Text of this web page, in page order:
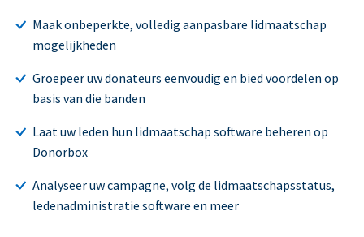
Maak onbeperkte, volledig aanpasbare lidmaatschap
mogelijkheden
Groepeer uw donateurs eenvoudig en bied voordelen op
basis van die banden
Laat uw leden hun lidmaatschap software beheren op
Donorbox
Analyseer uw campagne, volg de lidmaatschapsstatus,
ledenadministratie software en meer